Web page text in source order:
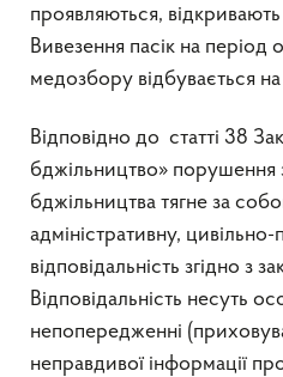
проявляються, відкривають
Вивезення пасік на
медозбору відбувається
Відповідно до статті 38
бджільництво» порушення
бджільництва тягне за
адміністративну,
відповідальність згідно з
Відповідальність несуть
непопередженні
неправдивої інформації